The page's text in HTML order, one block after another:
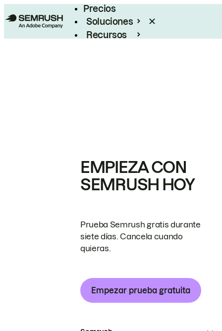
Precios
Soluciones
Recursos
EMPIEZA CON
SEMRUSH HOY
Prueba Semrush gratis durante
siete días. Cancela cuando
quieras.
Empezar prueba gratuita